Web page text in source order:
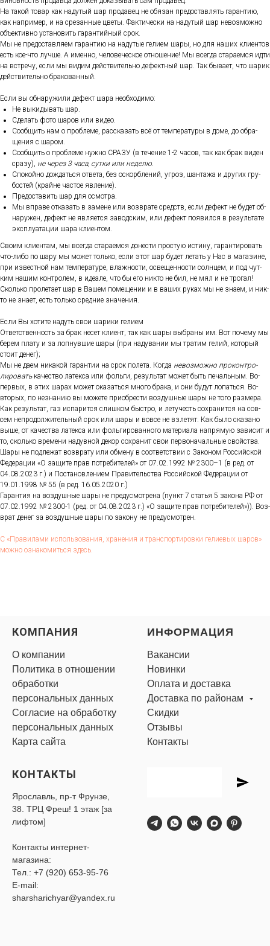
На та­кой то­вар как на­дутый шар про­давец не обя­зан пре­дос­тавлять га­ран­тию,
как нап­ри­мер, и на сре­зан­ные цве­ты. Фак­ти­чес­ки на на­дутый шар не­воз­можно
объ­ек­тивно ус­та­новить га­ран­тий­ный срок.
Мы не пре­дос­тавля­ем га­ран­тию на на­дутые ге­ли­ем ша­ры, но для на­ших кли­ен­тов
есть кое-что луч­ше. А имен­но, че­лове­чес­кое от­но­шение! Мы всег­да ста­ра­ем­ся ид­ти
на встре­чу, ес­ли мы ви­дим дей­стви­тель­но де­фек­тный шар. Так бы­ва­ет, что ша­рик
дей­стви­тель­но бра­кован­ный.
Ес­ли вы об­на­ружи­ли де­фект ша­ра не­об­хо­димо:
Не вы­киды­вать шар.
Сде­лать фо­то ша­ров или ви­део.
Со­об­щить нам о проб­ле­ме, рас­ска­зать всё от тем­пе­рату­ры в до­ме, до об­ра­
щения с ша­ром.
Со­об­щить о проб­ле­ме нуж­но СРА­ЗУ (в те­чение 1-2 ча­сов, так как брак ви­ден
сра­зу), не че­рез 3 ча­са, сут­ки или не­делю.
Спо­кой­но дож­дать­ся от­ве­та, без ос­кор­бле­ний, уг­роз, шан­та­жа и дру­гих гру­
бос­тей (край­не час­тое яв­ле­ние).
Пре­дос­та­вить шар для ос­мотра.
Мы впра­ве от­ка­зать в за­мене или воз­вра­те средств, ес­ли де­фект не бу­дет об­
на­ружен, де­фект не яв­ля­ет­ся за­вод­ским, или де­фект по­явил­ся в ре­зуль­та­те
экс­плу­ата­ции ша­ра кли­ен­том.
Сво­им кли­ен­там, мы всег­да ста­ра­ем­ся до­нес­ти прос­тую ис­ти­ну, га­ран­ти­ровать
что-ли­бо по ша­ру мы мо­жет толь­ко, ес­ли этот шар бу­дет ле­тать у Нас в ма­гази­не,
при из­вес­тной нам тем­пе­рату­ре, влаж­ности, ос­ве­щен­ности сол­нцем, и под чут­
ким на­шим кон­тро­лем, в иде­але, что бы его ник­то не бил, не мял и не тро­гал!
Сколь­ко про­лета­ет шар в Ва­шем по­меще­нии и в ва­ших ру­ках мы не зна­ем, и ник­
то не зна­ет, есть толь­ко сред­ние зна­чения.
Ес­ли Вы хо­тите на­дуть свои ша­рики ге­ли­ем
От­ветс­твен­ность за брак не­сет кли­ент, так как ша­ры выб­ра­ны им. Вот по­чему мы
бе­рем пла­ту и за лоп­нувшие ша­ры (при на­дува­нии мы тра­тим ге­лий, ко­торый
сто­ит де­нег);
Мы не да­ем ни­какой га­ран­тии на срок по­лета. Ког­да не­воз­можно про­кон­тро­
лиро­ватька­чес­тво ла­тек­са или фоль­ги, ре­зуль­тат мо­жет быть пе­чаль­ным. Во-
пер­вых, в этих ша­рах мо­жет ока­зать­ся мно­го бра­ка, и они бу­дут ло­пать­ся. Во-
вто­рых, по нез­на­нию вы мо­жете при­об­рести воз­душные ша­ры не то­го раз­ме­ра.
Как ре­зуль­тат, газ ис­па­рит­ся слиш­ком быс­тро, и ле­тучесть сох­ра­нит­ся на сов­
сем неп­ро­дол­жи­тель­ный срок или ша­ры и вов­се не взле­тят. Как бы­ло ска­зано
вы­ше, от ка­чес­тва ла­тек­са или фоль­ги­рован­но­го ма­тери­ала нап­ря­мую за­висит и
то, сколь­ко вре­мени на­дув­ной де­кор сох­ра­нит свои пер­во­началь­ные свой­ства.
Ша­ры не под­ле­жат воз­вра­ту или об­ме­ну в со­от­ветс­твии с За­коном Рос­сий­ской
Фе­дера­ции «О за­щите прав пот­ре­бите­лей» от 07.02.1992 № 2300–1 (в ред. от
04.08.2023 г.) и Пос­та­нов­ле­ни­ем Пра­витель­ства Рос­сий­ской Фе­дера­ции от
19.01.1998 № 55 (в ред. 16.05.2020 г.)
Га­ран­тия на воз­душные ша­ры не пре­дус­мотре­на (пункт 7 статья 5 за­кона РФ от
07.02.1992 № 2300-1 (ред. от 04.08.2023 г.) «О за­щите прав пот­ре­бите­лей»)). Воз­
врат де­нег за воз­душные ша­ры по за­кону не пре­дус­мотрен.
С «Пра­вила­ми ис­поль­зо­вания, хра­нения и тран­спор­ти­ров­ки ге­ли­евых ша­ров»
мож­но оз­на­комить­ся здесь.
КОМПАНИЯ
О компании
Политика в отношении
обработки
персональных данных
Согласие на обработку
персональных данных
Карта сайта
ИНФОРМАЦИЯ
Вакансии
Новинки
Оплата и доставка
Доставка по районам
Скидки
Отзывы
Контакты
КОНТАКТЫ
Ярославль, пр-т Фрунзе,
38. ТРЦ Фреш! 1 этаж [за
лифтом]
Контакты интернет-
магазина:
Тел.: +7 (920) 653-95-76
E-mail:
sharsharichyar@yandex.ru